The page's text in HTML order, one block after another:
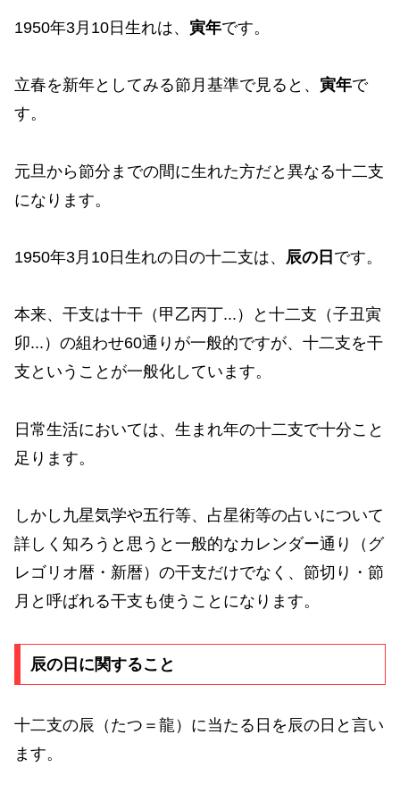
1950年3月10日生れは、 寅年です。
立春を新年としてみる節月基準で見ると、 寅年で
す。
元旦から節分までの間に生れた方だと異なる十二支
になります。
1950年3月10日生れの日の十二支は、 辰の日 です。
本来、干支は十干（甲乙丙丁...）と十二支（子丑寅
卯...）の組わせ60通りが一般的ですが、十二支を干
支ということが一般化しています。
日常生活においては、生まれ年の十二支で十分こと
足ります。
しかし九星気学や五行等、占星術等の占いについて
詳しく知ろうと思うと一般的なカレンダー通り（グ
レゴリオ暦・新暦）の干支だけでなく、節切り・節
月と呼ばれる干支も使うことになります。
辰の日に関すること
十二支の辰（たつ＝龍）に当たる日を辰の日と言い
ます。